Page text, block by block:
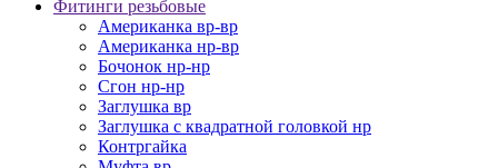
Фитинги резьбовые
Американка вр-вр
Американка нр-вр
Бочонок нр-нр
Сгон нр-нр
Заглушка вр
Заглушка с квадратной головкой нр
Контргайка